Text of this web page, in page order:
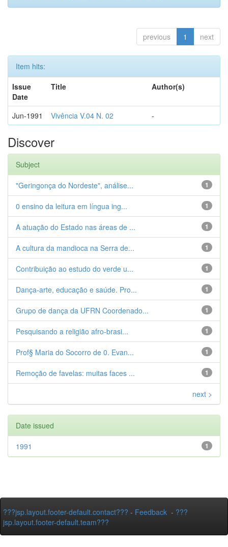
previous 1 next
Item hits:
Issue
Date
Title Author(s)
Jun-1991 Vivência V.04 N. 02 -
Discover
Subject
1
"Geringonça do Nordeste", análise...
1
0 ensino da leitura em língua ing...
1
A atuação do Estado nas áreas de ...
1
A cultura da mandioca na Serra de...
1
Contribuição ao estudo do verde u...
1
Dança-arte, educação e saúde. Pro...
1
Grupo de dança da UFRN Coordenado...
1
Pesquisando a religião afro-brasi...
1
Prof§ Maria do Socorro de 0. Evan...
1
Remoção de favelas: muitas faces ...
next >
Date issued
1
1991
???jsp.layout.footer-default.contact??? - Feedback - ???
jsp.layout.footer-default.team???